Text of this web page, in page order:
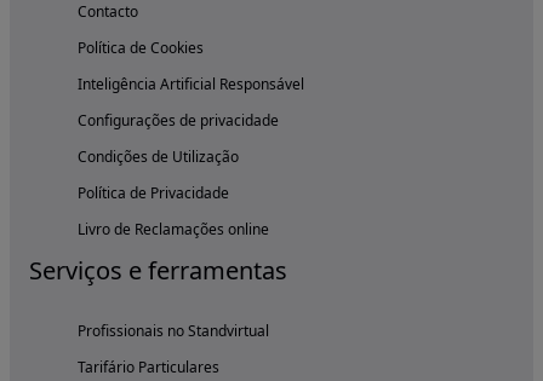
Contacto
Política de Cookies
Inteligência Artificial Responsável
Configurações de privacidade
Condições de Utilização
Política de Privacidade
Livro de Reclamações online
Serviços e ferramentas
Profissionais no Standvirtual
Tarifário Particulares